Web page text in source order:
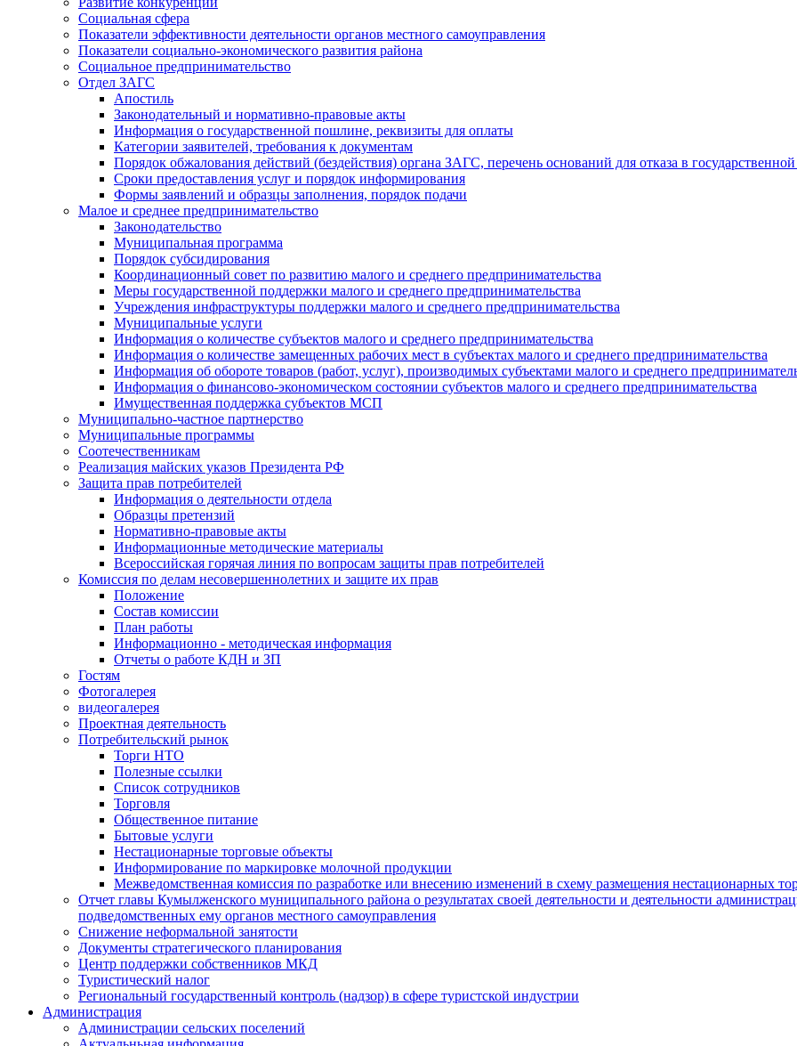
Социальная сфера
Показатели эффективности деятельности органов местного самоуправления
Показатели социально-экономического развития района
Социальное предпринимательство
Отдел ЗАГС
Апостиль
Законодательный и нормативно-правовые акты
Информация о государственной пошлине, реквизиты для оплаты
Категории заявителей, требования к документам
Порядок обжалования действий (бездействия) органа ЗАГС, перечень оснований для отказа в
Сроки предоставления услуг и порядок информирования
Формы заявлений и образцы заполнения, порядок подачи
Малое и среднее предпринимательство
Законодательство
Муниципальная программа
Порядок субсидирования
Координационный совет по развитию малого и среднего предпринимательства
Меры государственной поддержки малого и среднего предпринимательства
Учреждения инфраструктуры поддержки малого и среднего предпринимательства
Муниципальные услуги
Информация о количестве субъектов малого и среднего предпринимательства
Информация о количестве замещенных рабочих мест в субъектах малого и среднего предпринимательства
Информация об обороте товаров (работ, услуг), производимых субъектами малого и среднего
Информация о финансово-экономическом состоянии субъектов малого и среднего предпринимательства
Имущественная поддержка субъектов МСП
Муниципально-частное партнерство
Муниципальные программы
Соотечественникам
Реализация майских указов Президента РФ
Защита прав потребителей
Информация о деятельности отдела
Образцы претензий
Нормативно-правовые акты
Информационные методические материалы
Всероссийская горячая линия по вопросам защиты прав потребителей
Комиссия по делам несовершеннолетних и защите их прав
Положение
Состав комиссии
План работы
Информационно - методическая информация
Отчеты о работе КДН и ЗП
Гостям
Фотогалерея
видеогалерея
Проектная деятельность
Потребительский рынок
Торги НТО
Полезные ссылки
Список сотрудников
Торговля
Общественное питание
Бытовые услуги
Нестационарные торговые объекты
Информирование по маркировке молочной продукции
Межведомственная комиссия по разработке или внесению изменений в схему размещения нестационарных
Отчет главы Кумылженского муниципального района о результатах своей деятельности и деятельности
подведомственных ему органов местного самоуправления
Снижение неформальной занятости
Документы стратегического планирования
Центр поддержки собственников МКД
Туристический налог
Региональный государственный контроль (надзор) в сфере туристской индустрии
Администрация
Администрации сельских поселений